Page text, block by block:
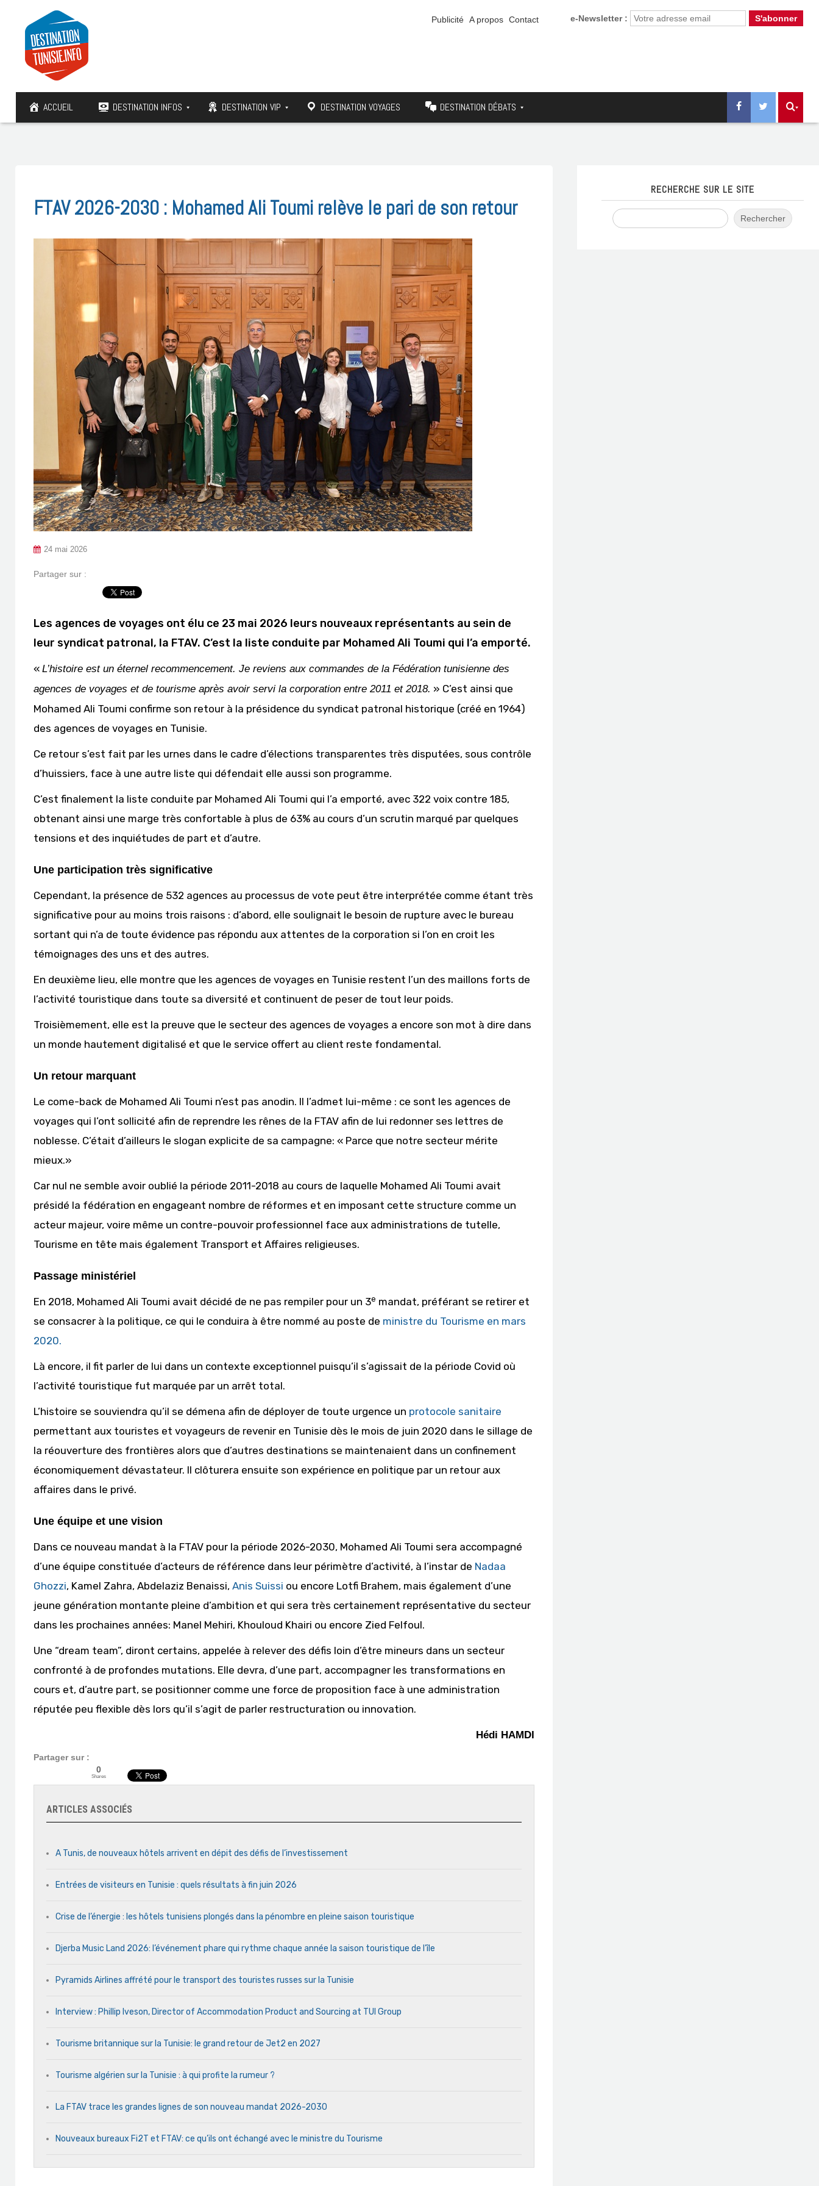
e-Newsletter :
Publicité A propos Contact
ACCUEIL DESTINATION INFOS DESTINATION VIP DESTINATION VOYAGES DESTINATION DÉBATS
FTAV 2026-2030 : Mohamed Ali Toumi relève le pari de son retour
24 mai 2026
Partager sur :
Les agences de voyages ont élu ce 23 mai 2026 leurs nouveaux représentants au sein de
leur syndicat patronal, la FTAV. C’est la liste conduite par Mohamed Ali Toumi qui l’a emporté.
« L’histoire est un éternel recommencement. Je reviens aux commandes de la Fédération tunisienne des
agences de voyages et de tourisme après avoir servi la corporation entre 2011 et 2018. » C’est ainsi que
Mohamed Ali Toumi confirme son retour à la présidence du syndicat patronal historique (créé en 1964)
des agences de voyages en Tunisie.
Ce retour s’est fait par les urnes dans le cadre d’élections transparentes très disputées, sous contrôle
d’huissiers, face à une autre liste qui défendait elle aussi son programme.
C’est finalement la liste conduite par Mohamed Ali Toumi qui l’a emporté, avec 322 voix contre 185,
obtenant ainsi une marge très confortable à plus de 63% au cours d’un scrutin marqué par quelques
tensions et des inquiétudes de part et d’autre.
Une participation très significative
Cependant, la présence de 532 agences au processus de vote peut être interprétée comme étant très
significative pour au moins trois raisons : d’abord, elle soulignait le besoin de rupture avec le bureau
sortant qui n’a de toute évidence pas répondu aux attentes de la corporation si l’on en croit les
témoignages des uns et des autres.
En deuxième lieu, elle montre que les agences de voyages en Tunisie restent l’un des maillons forts de
l’activité touristique dans toute sa diversité et continuent de peser de tout leur poids.
Troisièmement, elle est la preuve que le secteur des agences de voyages a encore son mot à dire dans
un monde hautement digitalisé et que le service offert au client reste fondamental.
Un retour marquant
Le come-back de Mohamed Ali Toumi n’est pas anodin. Il l’admet lui-même : ce sont les agences de
voyages qui l’ont sollicité afin de reprendre les rênes de la FTAV afin de lui redonner ses lettres de
noblesse. C’était d’ailleurs le slogan explicite de sa campagne: « Parce que notre secteur mérite
mieux.»
Car nul ne semble avoir oublié la période 2011-2018 au cours de laquelle Mohamed Ali Toumi avait
présidé la fédération en engageant nombre de réformes et en imposant cette structure comme un
acteur majeur, voire même un contre-pouvoir professionnel face aux administrations de tutelle,
Tourisme en tête mais également Transport et Affaires religieuses.
Passage ministériel
En 2018, Mohamed Ali Toumi avait décidé de ne pas rempiler pour un 3e mandat, préférant se retirer et
se consacrer à la politique, ce qui le conduira à être nommé au poste de ministre du Tourisme en mars
2020.
Là encore, il fit parler de lui dans un contexte exceptionnel puisqu’il s’agissait de la période Covid où
l’activité touristique fut marquée par un arrêt total.
L’histoire se souviendra qu’il se démena afin de déployer de toute urgence un protocole sanitaire
permettant aux touristes et voyageurs de revenir en Tunisie dès le mois de juin 2020 dans le sillage de
la réouverture des frontières alors que d’autres destinations se maintenaient dans un confinement
économiquement dévastateur. Il clôturera ensuite son expérience en politique par un retour aux
affaires dans le privé.
Une équipe et une vision
Dans ce nouveau mandat à la FTAV pour la période 2026-2030, Mohamed Ali Toumi sera accompagné
d’une équipe constituée d’acteurs de référence dans leur périmètre d’activité, à l’instar de Nadaa
Ghozzi, Kamel Zahra, Abdelaziz Benaissi, Anis Suissi ou encore Lotfi Brahem, mais également d’une
jeune génération montante pleine d’ambition et qui sera très certainement représentative du secteur
dans les prochaines années: Manel Mehiri, Khouloud Khairi ou encore Zied Felfoul.
Une “dream team”, diront certains, appelée à relever des défis loin d’être mineurs dans un secteur
confronté à de profondes mutations. Elle devra, d’une part, accompagner les transformations en
cours et, d’autre part, se positionner comme une force de proposition face à une administration
réputée peu flexible dès lors qu’il s’agit de parler restructuration ou innovation.
Hédi HAMDI
Partager sur :
0
Shares
ARTICLES ASSOCIÉS
A Tunis, de nouveaux hôtels arrivent en dépit des défis de l’investissement
Entrées de visiteurs en Tunisie : quels résultats à fin juin 2026
Crise de l’énergie : les hôtels tunisiens plongés dans la pénombre en pleine saison touristique
Djerba Music Land 2026: l’événement phare qui rythme chaque année la saison touristique de l’île
Pyramids Airlines affrété pour le transport des touristes russes sur la Tunisie
Interview : Phillip Iveson, Director of Accommodation Product and Sourcing at TUI Group
Tourisme britannique sur la Tunisie: le grand retour de Jet2 en 2027
Tourisme algérien sur la Tunisie : à qui profite la rumeur ?
La FTAV trace les grandes lignes de son nouveau mandat 2026-2030
Nouveaux bureaux Fi2T et FTAV: ce qu’ils ont échangé avec le ministre du Tourisme
RECHERCHE SUR LE SITE